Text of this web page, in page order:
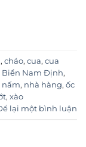
, cháo, cua, cua
Biển Nam Định,
nấm, nhà hàng, ốc
, xào
lại một bình luận